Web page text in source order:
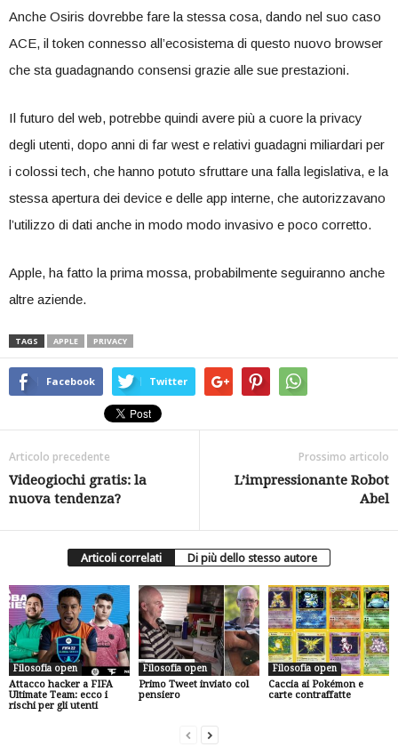
Anche Osiris dovrebbe fare la stessa cosa, dando nel suo caso
ACE, il token connesso all’ecosistema di questo nuovo browser
che sta guadagnando consensi grazie alle sue prestazioni.
Il futuro del web, potrebbe quindi avere più a cuore la privacy
degli utenti, dopo anni di far west e relativi guadagni miliardari per
i colossi tech, che hanno potuto sfruttare una falla legislativa, e la
stessa apertura dei device e delle app interne, che autorizzavano
l’utilizzo di dati anche in modo modo invasivo e poco corretto.
Apple, ha fatto la prima mossa, probabilmente seguiranno anche
altre aziende.
TAGS APPLE PRIVACY
Facebook Twitter
Articolo precedente
Videogiochi gratis: la
nuova tendenza?
Prossimo articolo
L’impressionante Robot
Abel
Articoli correlati Di più dello stesso autore
Filosofia open
Attacco hacker a FIFA
Ultimate Team: ecco i
rischi per gli utenti
Filosofia open
Primo Tweet inviato col
pensiero
Filosofia open
Caccia ai Pokémon e
carte contraffatte